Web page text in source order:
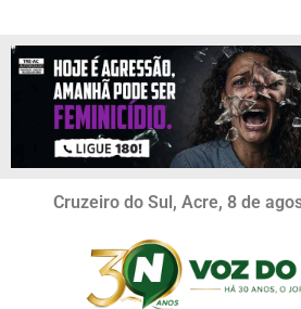
Cruzeiro do Sul, Acre, 8 de